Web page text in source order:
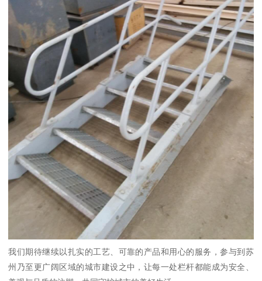
我们期待继续以扎实的工艺、可靠的产品和用心的服务，参与到苏
州乃至更广阔区域的城市建设之中，让每一处栏杆都能成为安全、